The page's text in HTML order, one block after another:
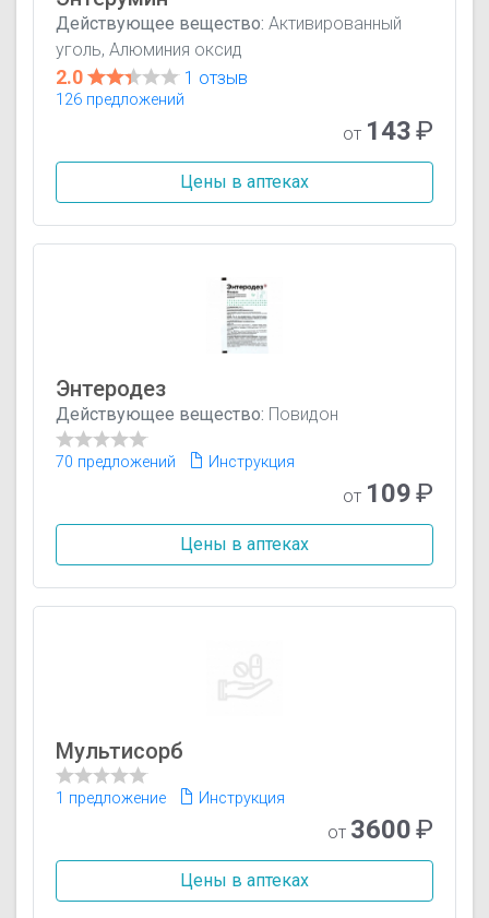
Действующее вещество: Активированный
уголь, Алюминия оксид
2.0 1 отзыв
126 предложений
от 143₽
Цены в аптеках
Энтеродез
Действующее вещество: Повидон
70 предложений Инструкция
от 109₽
Цены в аптеках
Мультисорб
1 предложение Инструкция
от 3600₽
Цены в аптеках